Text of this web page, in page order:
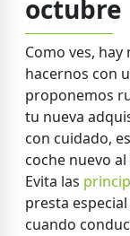
octubre
Como ves,
hacernos con
proponemos
tu nueva
con cuidado,
coche nuevo
Evita las
presta
cuando